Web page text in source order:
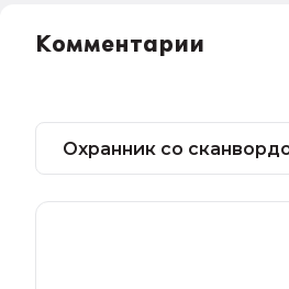
Комментарии